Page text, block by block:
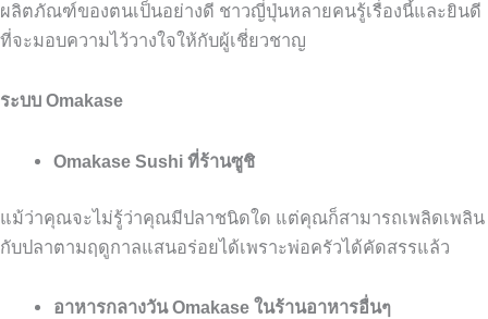
ผลิตภัณฑ์ของตนเป็นอย่างดี ชาวญี่ปุ่นหลายคนรู้เรื่องนี้และยินดี
ที่จะมอบความไว้วางใจให้กับผู้เชี่ยวชาญ
ระบบ Omakase
Omakase Sushi ที่ร้านซูชิ
แม้ว่าคุณจะไม่รู้ว่าคุณมีปลาชนิดใด แต่คุณก็สามารถเพลิดเพลิน
กับปลาตามฤดูกาลแสนอร่อยได้เพราะพ่อครัวได้คัดสรรแล้ว
อาหารกลางวัน Omakase ในร้านอาหารอื่นๆ